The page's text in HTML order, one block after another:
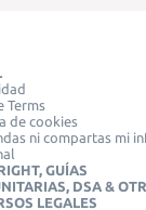
Terms
de cookies
ni compartas mi
GUÍAS
DSA &
LEGALES